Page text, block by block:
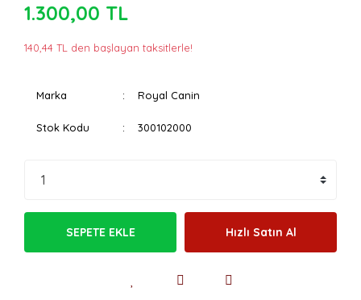
1.300,00 TL
140,44 TL den başlayan taksitlerle!
Marka Royal Canin
Stok Kodu 300102000
SEPETE EKLE Hızlı Satın Al